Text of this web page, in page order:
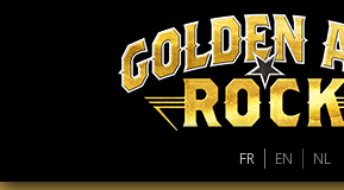
FR EN NL